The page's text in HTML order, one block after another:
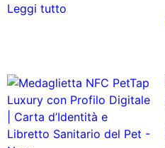
Leggi tutto